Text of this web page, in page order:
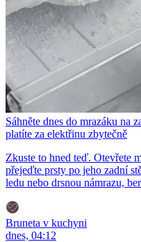
Sáhněte dnes do mrazáku na
platíte za elektřinu zbytečně
Zkuste to hned teď. Otevřete
přejeďte prsty po jeho zadní
ledu nebo drsnou námrazu,
Bruneta v kuchyni
dnes, 04:12